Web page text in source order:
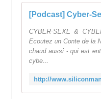
CYBER-SEXE &
Ecoutez un Conte de la
chaud aussi - qui est
cybe...